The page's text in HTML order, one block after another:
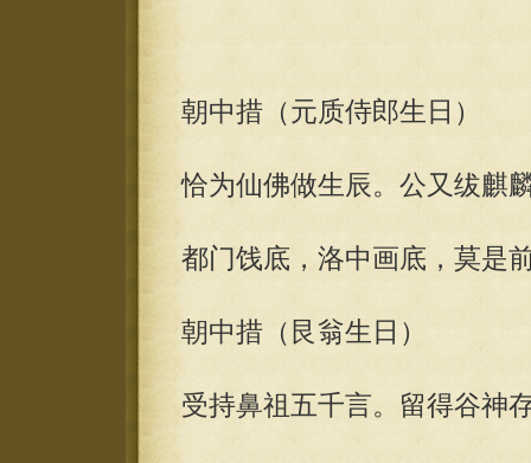
朝中措（元质侍郎生日）
恰为仙佛做生辰。公又绂麒
都门饯底，洛中画底，莫是
朝中措（艮翁生日）
受持鼻祖五千言。留得谷神